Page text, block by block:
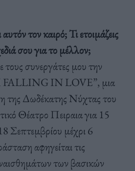
τον καιρό; Τι ετοιμάζεις
σου για το μέλλον;
τους συνεργάτες μου την
FALLING IN LOVE”, μια
της Δωδέκατης Νύχτας του
Θέατρο Πειραια για 15
Σεπτεμβρίου μέχρι 6
αφηγείται τις
των βασικών